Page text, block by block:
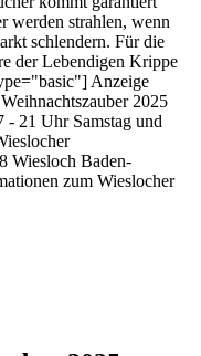
werden strahlen, wenn
schlendern. Für die
der Lebendigen Krippe
Anzeige
2025
- 21 Uhr Samstag und
Wiesloch Baden-
zum Wieslocher